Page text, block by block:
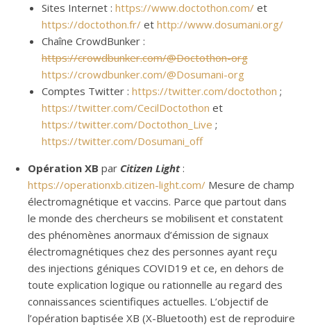
Sites Internet : https://www.doctothon.com/ et
https://doctothon.fr/ et http://www.dosumani.org/
Chaîne CrowdBunker :
https://crowdbunker.com/@Doctothon-org
https://crowdbunker.com/@Dosumani-org
Comptes Twitter : https://twitter.com/doctothon ;
https://twitter.com/CecilDoctothon et
https://twitter.com/Doctothon_Live ;
https://twitter.com/Dosumani_off
Opération XB par Citizen Light:
https://operationxb.citizen-light.com/ Mesure de champ
électromagnétique et vaccins. Parce que partout dans
le monde des chercheurs se mobilisent et constatent
des phénomènes anormaux d’émission de signaux
électromagnétiques chez des personnes ayant reçu
des injections géniques COVID19 et ce, en dehors de
toute explication logique ou rationnelle au regard des
connaissances scientifiques actuelles. L’objectif de
l’opération baptisée XB (X-Bluetooth) est de reproduire